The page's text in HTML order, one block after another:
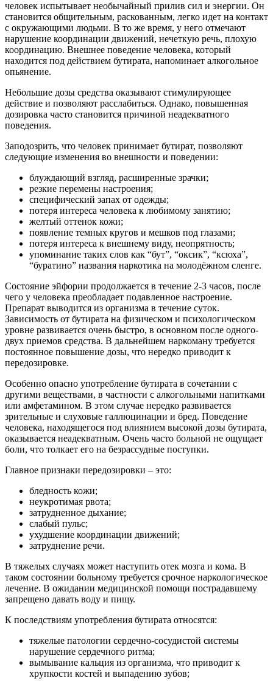
человек испытывает необычайный прилив сил и энергии. Он
становится общительным, раскованным, легко идет на контакт
с окружающими людьми. В то же время, у него отмечают
нарушение координации движений, нечеткую речь, плохую
координацию. Внешнее поведение человека, который
находится под действием бутирата, напоминает алкогольное
опьянение.
Небольшие дозы средства оказывают стимулирующее
действие и позволяют расслабиться. Однако, повышенная
дозировка часто становится причиной неадекватного
поведения.
Заподозрить, что человек принимает бутират, позволяют
следующие изменения во внешности и поведении:
блуждающий взгляд, расширенные зрачки;
резкие перемены настроения;
специфический запах от одежды;
потеря интереса человека к любимому занятию;
желтый оттенок кожи;
появление темных кругов и мешков под глазами;
потеря интереса к внешнему виду, неопрятность;
упоминание таких слов как “бут”, “оксик”, “ксюха”,
“буратино” названия наркотика на молодёжном сленге.
Состояние эйфории продолжается в течение 2-3 часов, после
чего у человека преобладает подавленное настроение.
Препарат выводится из организма в течение суток.
Зависимость от бутирата на физическом и психологическом
уровне развивается очень быстро, в основном после одного-
двух приемов средства. В дальнейшем наркоману требуется
постоянное повышение дозы, что нередко приводит к
передозировке.
Особенно опасно употребление бутирата в сочетании с
другими веществами, в частности с алкогольными напитками
или амфетамином. В этом случае нередко развивается
зрительные и слуховые галлюцинации и бред. Поведение
человека, находящегося под влиянием высокой дозы бутирата,
оказывается неадекватным. Очень часто больной не ощущает
боли, что толкает его на безрассудные поступки.
Главное признаки передозировки – это:
бледность кожи;
неукротимая рвота;
затрудненное дыхание;
слабый пульс;
ухудшение координации движений;
затруднение речи.
В тяжелых случаях может наступить отек мозга и кома. В
таком состоянии больному требуется срочное наркологическое
лечение. В ожидании медицинской помощи пострадавшему
запрещено давать воду и пищу.
К последствиям употребления бутирата относятся:
тяжелые патологии сердечно-сосудистой системы
нарушение сердечного ритма;
вымывание кальция из организма, что приводит к
хрупкости костей и выпадению зубов;